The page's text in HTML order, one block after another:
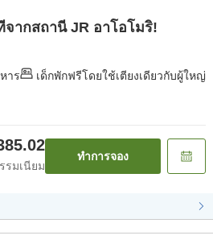
จากสถานี JR อาโอโมริ!
าร เด็กพักฟรีโดยใช้เตียงเดียวกับผู้ใหญ่
รมเนียม
ทำการจอง